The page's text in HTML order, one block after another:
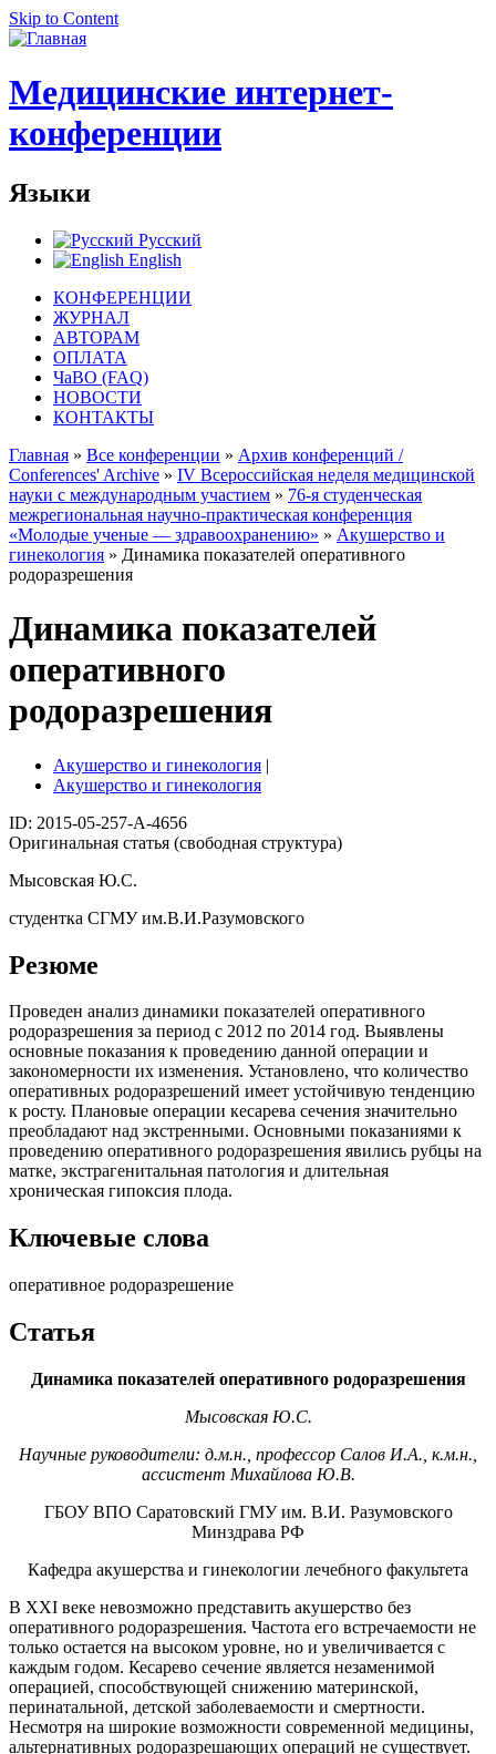
Skip to Content
Медицинские интернет-
конференции
Языки
Русский
English
КОНФЕРЕНЦИИ
ЖУРНАЛ
АВТОРАМ
ОПЛАТА
ЧаВО (FAQ)
НОВОСТИ
КОНТАКТЫ
Главная » Все конференции » Архив конференций /
Conferences' Archive » IV Всероссийская неделя медицинской
науки с международным участием » 76-я студенческая
межрегиональная научно-практическая конференция
«Молодые ученые — здравоохранению» » Акушерство и
гинекология » Динамика показателей оперативного
родоразрешения
Динамика показателей
оперативного
родоразрешения
Акушерство и гинекология |
Акушерство и гинекология
ID: 2015-05-257-A-4656
Оригинальная статья (свободная структура)
Мысовская Ю.С.
студентка СГМУ им.В.И.Разумовского
Резюме
Проведен анализ динамики показателей оперативного
родоразрешения за период с 2012 по 2014 год. Выявлены
основные показания к проведению данной операции и
закономерности их изменения. Установлено, что количество
оперативных родоразрешений имеет устойчивую тенденцию
к росту. Плановые операции кесарева сечения значительно
преобладают над экстренными. Основными показаниями к
проведению оперативного родоразрешения явились рубцы на
матке, экстрагенитальная патология и длительная
хроническая гипоксия плода.
Ключевые слова
оперативное родоразрешение
Статья
Динамика показателей оперативного родоразрешения
Мысовская Ю.С.
Научные руководители: д.м.н., профессор Салов И.А., к.м.н.,
ассистент Михайлова Ю.В.
ГБОУ ВПО Саратовский ГМУ им. В.И. Разумовского
Минздрава РФ
Кафедра акушерства и гинекологии лечебного факультета
В XXI веке невозможно представить акушерство без
оперативного родоразрешения. Частота его встречаемости не
только остается на высоком уровне, но и увеличивается с
каждым годом. Кесарево сечение является незаменимой
операцией, способствующей снижению материнской,
перинатальной, детской заболеваемости и смертности.
Несмотря на широкие возможности современной медицины,
альтернативных родоразрешающих операций не существует.